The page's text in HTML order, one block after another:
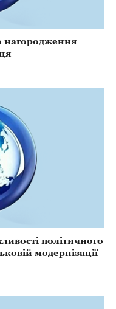
нагородження
політичного
модернізації